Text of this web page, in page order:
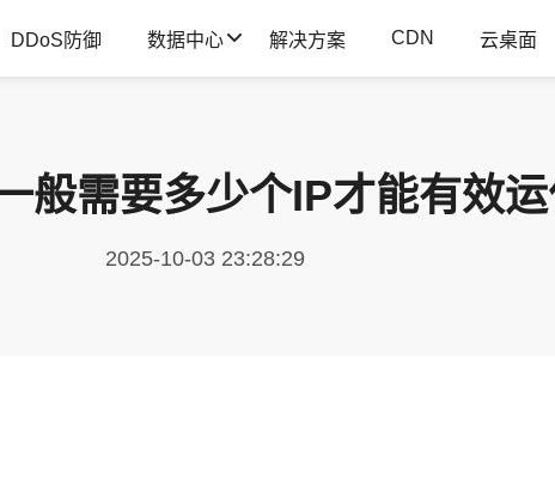
DDoS防御 数据中心 解决方案 CDN 云桌面
般需要多少个IP才能有效
2025-10-03 23:28:29